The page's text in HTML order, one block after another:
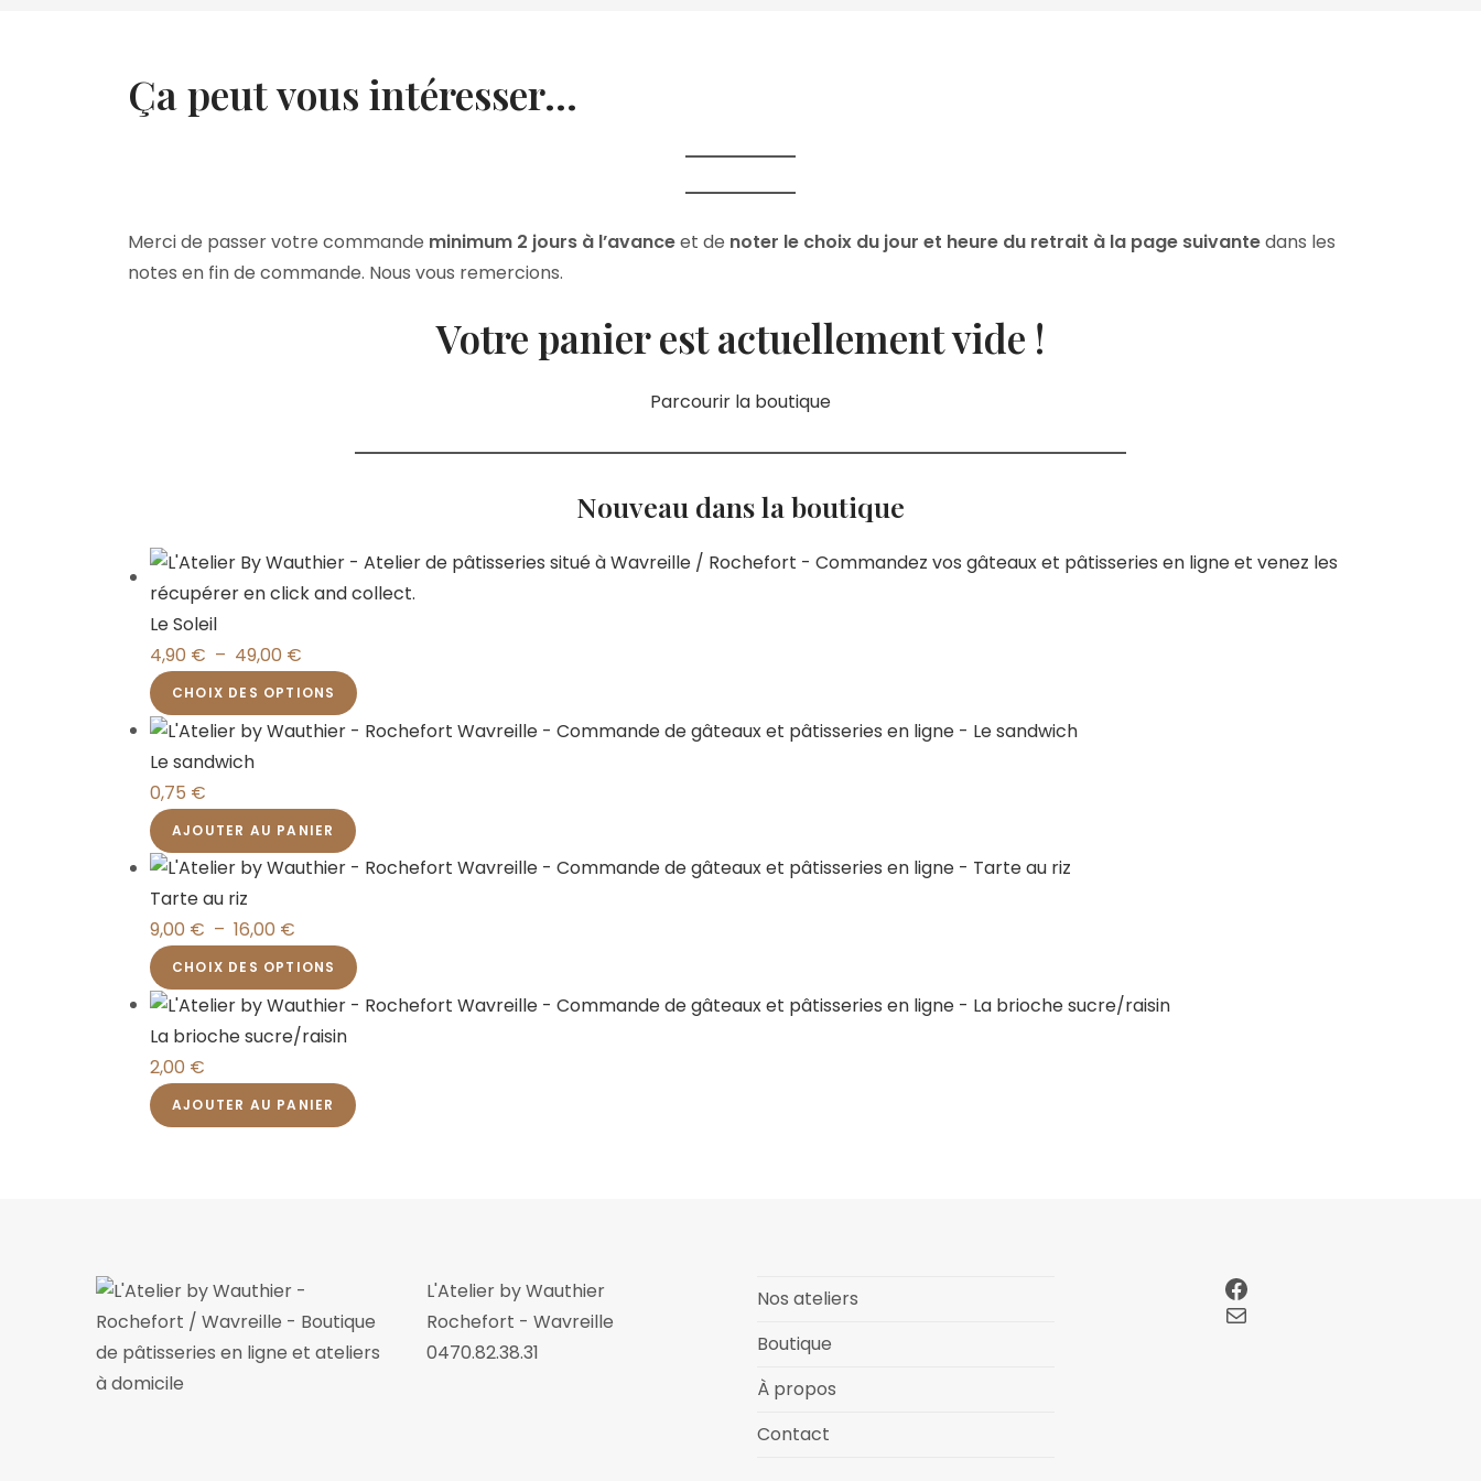
Ça peut vous intéresser…
Merci de passer votre commande minimum 2 jours à l’avanceet de noter le choix du jour et heure du retrait à la page suivantedans les
notes en fin de commande. Nous vous remercions.
Votre panier est actuellement vide !
Parcourir la boutique
Nouveau dans la boutique
Le Soleil
4,90 € – 49,00 €
CHOIX DES OPTIONS
Le sandwich
0,75 €
AJOUTER AU PANIER
Tarte au riz
9,00 € – 16,00 €
CHOIX DES OPTIONS
La brioche sucre/raisin
2,00 €
AJOUTER AU PANIER
L'Atelier by Wauthier
Rochefort - Wavreille
0470.82.38.31
Nos ateliers
Boutique
À propos
Contact